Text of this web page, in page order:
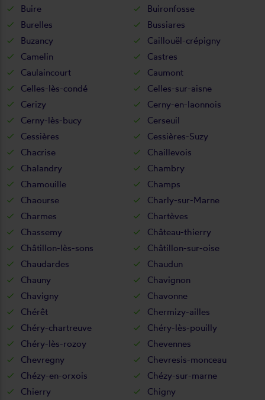
Buire
Buironfosse
Burelles
Bussiares
Buzancy
Caillouël-crépigny
Camelin
Castres
Caulaincourt
Caumont
Celles-lès-condé
Celles-sur-aisne
Cerizy
Cerny-en-laonnois
Cerny-lès-bucy
Cerseuil
Cessières
Cessières-Suzy
Chacrise
Chaillevois
Chalandry
Chambry
Chamouille
Champs
Chaourse
Charly-sur-Marne
Charmes
Chartèves
Chassemy
Château-thierry
Châtillon-lès-sons
Châtillon-sur-oise
Chaudardes
Chaudun
Chauny
Chavignon
Chavigny
Chavonne
Chérêt
Chermizy-ailles
Chéry-chartreuve
Chéry-lès-pouilly
Chéry-lès-rozoy
Chevennes
Chevregny
Chevresis-monceau
Chézy-en-orxois
Chézy-sur-marne
Chierry
Chigny